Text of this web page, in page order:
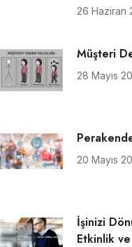
26 Haziran
Müşteri
28 Mayıs
20 Mayıs
İşinizi
Etkinlik